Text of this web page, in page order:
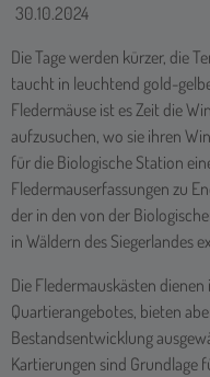
30.10.2024
Die Tage werden kürzer, die
taucht in leuchtend gold-
Fledermäuse ist es Zeit die
aufzusuchen, wo sie ihren
für die Biologische Station
Fledermauserfassungen zu
der in den von der
in Wäldern des Siegerlandes
Die Fledermauskästen
Quartierangebotes, bieten
Bestandsentwicklung
Kartierungen sind Grundlage